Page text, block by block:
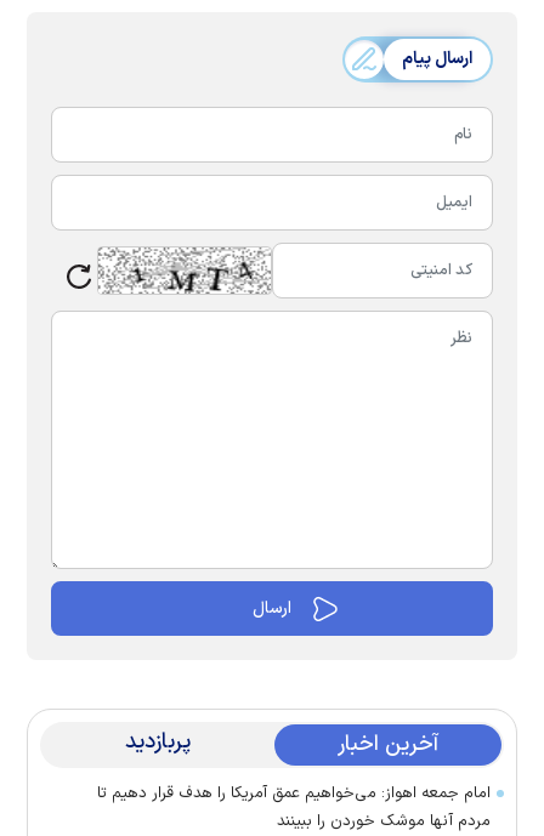
ارسال پیام
آخرین اخبار پربازدید
امام جمعه اهواز: می‌خواهیم عمق آمریکا را هدف قرار دهیم تا
مردم آنها موشک خوردن را ببینند